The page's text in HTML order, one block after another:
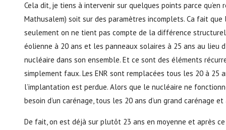
Cela dit, je tiens à intervenir sur quelques points parce
Mathusalem) soit sur des paramètres incomplets. Ca fait
seulement on ne tient pas compte de la différence
éolienne à 20 ans et les panneaux solaires à 25 ans au lieu
nucléaire dans son ensemble. Et ce sont des éléments
simplement faux. Les ENR sont remplacées tous les 20 à 25
l’implantation est perdue. Alors que le nucléaire ne
besoin d’un carénage, tous les 20 ans d’un grand carénage
De fait, on est déjà sur plutôt 23 ans en moyenne et après